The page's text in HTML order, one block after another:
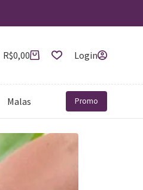
R$0,00 Login
Malas Promo